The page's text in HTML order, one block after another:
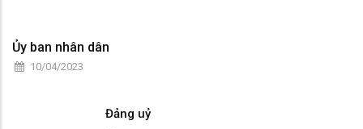
Ủy ban nhân dân
10/04/2023
Đảng uỷ